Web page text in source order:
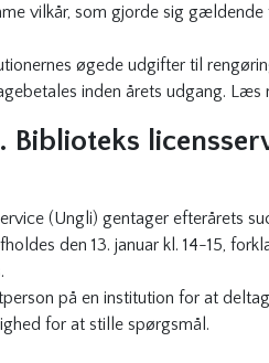
vilkår, som gjorde sig
øgede udgifter til
inden årets udgang. Læs
Biblioteks
(Ungli) gentager efterårets
den 13. januar kl. 14-15,
på en institution for at
for at stille spørgsmål.